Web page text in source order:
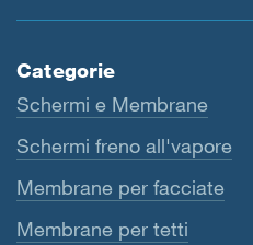
Categorie
Schermi e Membrane
Schermi freno all'vapore
Membrane per facciate
Membrane per tetti